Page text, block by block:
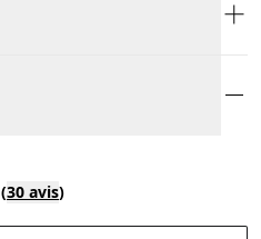
(30 avis)